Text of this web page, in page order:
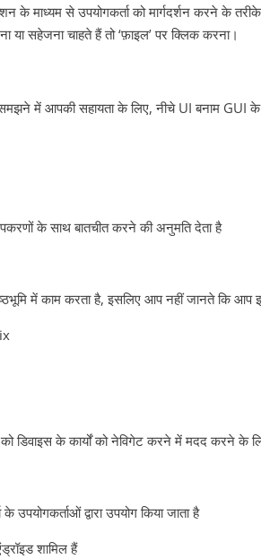
के माध्यम से उपयोगकर्ता को मार्गदर्शन करने के
सहेजना चाहते हैं तो ‘फ़ाइल’ पर क्लिक करना।
में आपकी सहायता के लिए, नीचे UI बनाम GUI
के साथ बातचीत करने की अनुमति देता है
में काम करता है, इसलिए आप नहीं जानते कि
डिवाइस के कार्यों को नेविगेट करने में मदद करने के
द्वारा उपयोग किया जाता है
शामिल हैं